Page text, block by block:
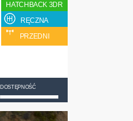
HATCHBACK 3DR
RĘCZNA
PRZEDNI
DOSTĘPNOŚĆ